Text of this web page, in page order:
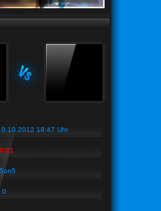
18:47 Uhr
0:21
5on5
0